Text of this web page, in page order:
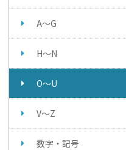
A～G
H～N
O～U
V～Z
数字・記号